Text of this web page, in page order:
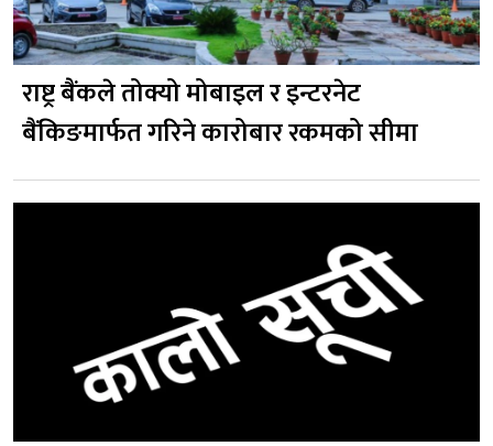
राष्ट्र बैंकले तोक्यो मोबाइल र इन्टरनेट
बैंकिङमार्फत गरिने कारोबार रकमको सीमा